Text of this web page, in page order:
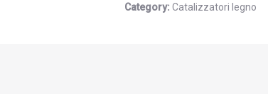
Category: Catalizzatori legno